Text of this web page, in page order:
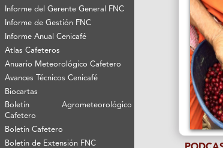
Informe del Gerente General FNC
Informe de Gestión FNC
Informe Anual Cenicafé
Atlas Cafeteros
Anuario Meteorológico Cafetero
Avances Técnicos Cenicafé
Biocartas
Boletín Agrometeorológico
Cafetero
Boletín Cafetero
Boletín de Extensión FNC